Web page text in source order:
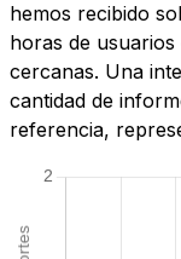
hemos recibido
horas de
cercanas. Una
cantidad de
referencia,